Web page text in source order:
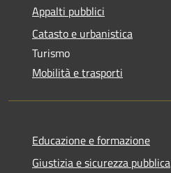
Appalti pubblici
Catasto e urbanistica
Turismo
Mobilità e trasporti
Educazione e formazione
Giustizia e sicurezza pubblica